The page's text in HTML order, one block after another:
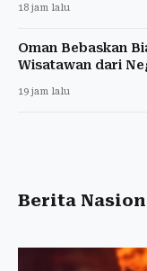
18 jam lalu
Oman Bebaskan
Wisatawan dari
19 jam lalu
Berita